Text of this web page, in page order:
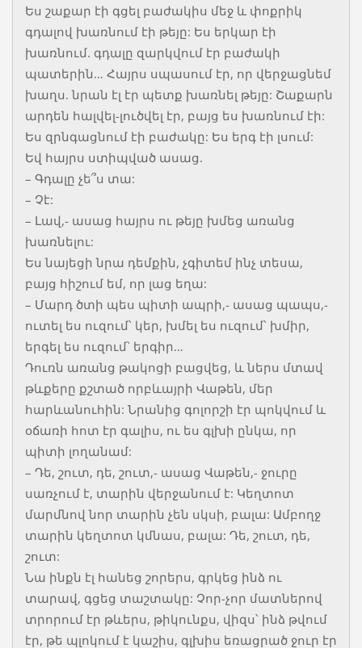
Ես շաքար էի գցել բաժակիս մեջ և փոքրիկ
գդալով խառնում էի թեյը: Ես երկար էի
խառնում. գդալը զարկվում էր բաժակի
պատերին… Հայրս սպասում էր, որ վերջացնեմ
խաղս. նրան էլ էր պետք խառնել թեյը: Շաքարն
արդեն հալվել-լուծվել էր, բայց ես խառնում էի:
Ես զրնգացնում էի բաժակը: Ես երգ էի լսում:
Եվ հայրս ստիպված ասաց.
– Գդալը չե՞ս տա:
– Չէ:
– Լավ,- ասաց հայրս ու թեյը խմեց առանց
խառնելու:
Ես նայեցի նրա դեմքին, չգիտեմ ինչ տեսա,
բայց հիշում եմ, որ լաց եղա:
– Մարդ ծտի պես պիտի ապրի,- ասաց պապս,-
ուտել ես ուզում՝ կեր, խմել ես ուզում՝ խմիր,
երգել ես ուզում՝ երգիր…
Դուռն առանց թակոցի բացվեց, և ներս մտավ
թևքերը քշտած որբևայրի Վաթեն, մեր
հարևանուհին: Նրանից գոլորշի էր պոկվում և
օճառի հոտ էր գալիս, ու ես գլխի ընկա, որ
պիտի լողանամ:
– Դե, շուտ, դե, շուտ,- ասաց Վաթեն,- ջուրը
սառչում է, տարին վերջանում է: Կեղտոտ
մարմնով նոր տարին չեն սկսի, բալա: Ամբողջ
տարին կեղտոտ կմնաս, բալա: Դե, շուտ, դե,
շուտ:
Նա ինքն էլ հանեց շորերս, գրկեց ինձ ու
տարավ, գցեց տաշտակը: Չոր-չոր մատներով
տրորում էր թևերս, թիկունքս, վիզս՝ ինձ թվում
էր, թե պլոկում է կաշիս, գլխիս եռացրած ջուր էր